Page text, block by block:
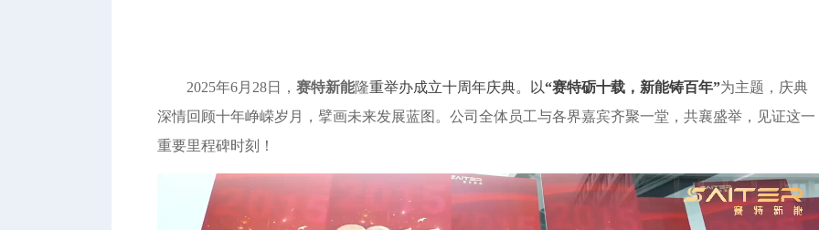
2025年6月28日， 赛特新能隆重举办成立十周年庆典。以“赛特砺十载，新能铸百年”为主题，庆典
深情回顾十年峥嵘岁月，擘画未来发展蓝图。公司全体员工与各界嘉宾齐聚一堂，共襄盛举，见证这一
重要里程碑时刻！